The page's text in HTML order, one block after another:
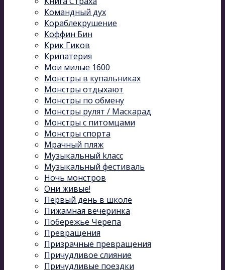
Командный дух
Кораблекрушение
Коффин Бин
Крик Гиков
Крипатерия
Мои милые 1600
Монстры в купальниках
Монстры отдыхают
Монстры по обмену
Монстры рулят / Маскарад
Монстры с питомцами
Монстры спорта
Мрачный пляж
Музыкальный kласс
Музыкальный фестиваль
Ночь монстров
Они живые!
Первый день в школе
Пижамная вечеринка
Побережье Черепа
Превращения
Призрачные превращения
Причудливое слияние
Причудливые поездки